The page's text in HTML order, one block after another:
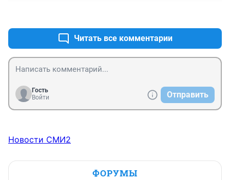
потому что воздух от нагрева расширяется. Мутаген
порождает черепашек-ниндзя, потому что черепашки
мутируют.
Читать все комментарии
Гость
Войти
Отправить
Новости СМИ2
ФОРУМЫ